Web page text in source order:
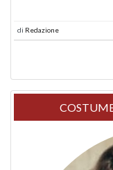
di Redazione